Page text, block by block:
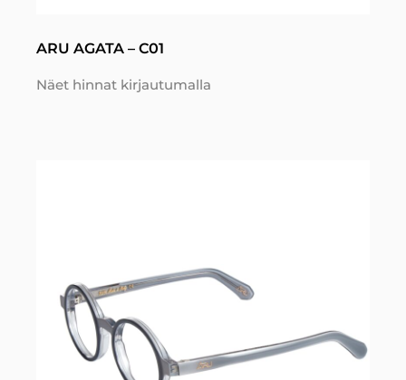
ARU AGATA – C01
Näet hinnat kirjautumalla